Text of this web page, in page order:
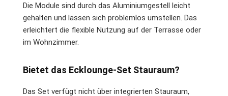
Die Module sind durch das Aluminiumgestell leicht
gehalten und lassen sich problemlos umstellen. Das
erleichtert die flexible Nutzung auf der Terrasse oder
im Wohnzimmer.
Bietet das Ecklounge-Set Stauraum?
Das Set verfügt nicht über integrierten Stauraum,